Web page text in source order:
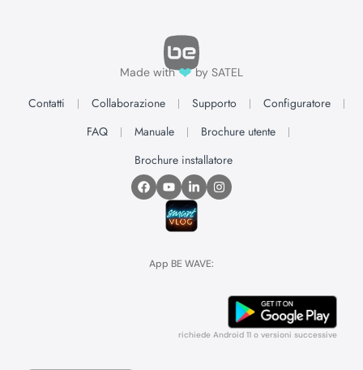
Made with❤by SATEL
Contatti Collaborazione Supporto
Configuratore
FAQ
Manuale
Brochure utente
Brochure installatore
App BE WAVE:
richiede Android 11 o versioni successive